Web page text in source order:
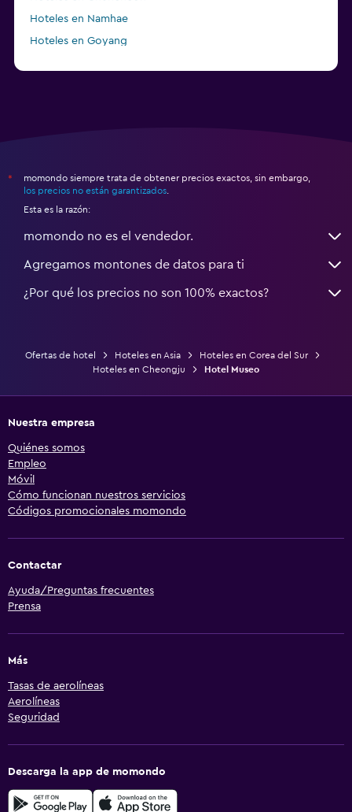
Hoteles en Namhae
Hoteles en Goyang
*
momondo siempre trata de obtener precios exactos, sin embargo,
los precios no están garantizados
Esta es la razón:
momondo no es el vendedor.
Agregamos montones de datos para ti
¿Por qué los precios no son 100% exactos?
Ofertas de hotel Hoteles en Asia
Hoteles en Corea del Sur
Hoteles en Cheongju
Hotel Museo
Nuestra empresa
Quiénes somos
Empleo
Móvil
Cómo funcionan nuestros servicios
Códigos promocionales momondo
Contactar
Ayuda/Preguntas frecuentes
Prensa
Más
Tasas de aerolíneas
Aerolíneas
Seguridad
Descarga la app de momondo